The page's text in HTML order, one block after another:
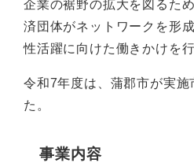
企業の裾野の拡大を図るた
済団体がネットワークを形
性活躍に向けた働きかけを
令和7年度は、蒲郡市が実施
た。
事業内容